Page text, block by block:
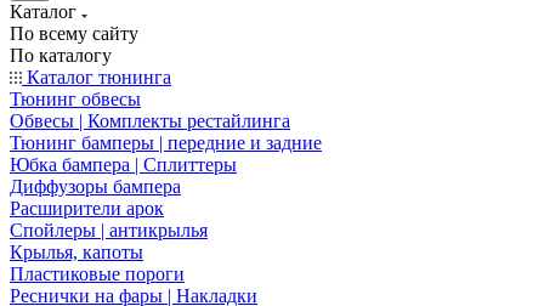
Каталог
По всему сайту
По каталогу
Каталог тюнинга
Тюнинг обвесы
Обвесы | Комплекты рестайлинга
Тюнинг бамперы | передние и задние
Юбка бампера | Сплиттеры
Диффузоры бампера
Расширители арок
Спойлеры | антикрылья
Крылья, капоты
Пластиковые пороги
Реснички на фары | Накладки